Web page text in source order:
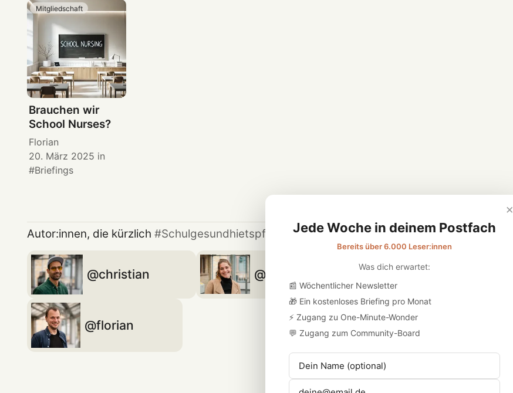
Mitgliedschaft
Brauchen wir
School Nurses?
Florian
20. März 2025 in
Briefings
Autor:innen, die kürzlich Schulgesundhietspflege verwendet haben
christian eva-maria
florian
×
Jede Woche in deinem Postfach
Bereits über 6.000 Leser:innen
Was dich erwartet:
📰 Wöchentlicher Newsletter
🎁 Ein kostenloses Briefing pro Monat
⚡ Zugang zu One-Minute-Wonder
💬 Zugang zum Community-Board